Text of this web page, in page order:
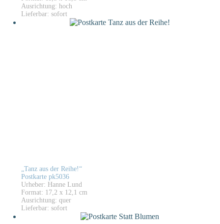
Ausrichtung: hoch
Lieferbar: sofort
„Tanz aus der Reihe!“
Postkarte pk5036
Urheber: Hanne Lund
Format: 17,2 x 12,1 cm
Ausrichtung: quer
Lieferbar: sofort